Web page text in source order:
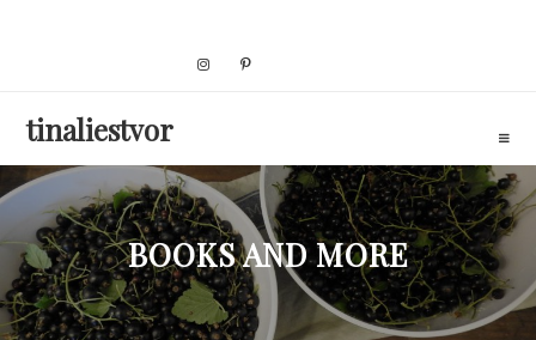
tinaliestvor
BOOKS AND MORE